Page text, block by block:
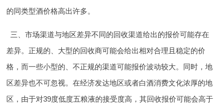
的同类型酒价格高出许多。
三、市场渠道与地区差异不同的回收渠道给出的报价可能存在
差异。正规的、大型的回收商可能会给出相对合理且稳定的价
格，而一些小型的、不正规的渠道可能报价波动较大。同时，地
区差异也不可忽视。在经济发达地区或者白酒消费文化浓厚的地
区，由于对39度低度五粮液的接受度高，其回收报价可能会高于